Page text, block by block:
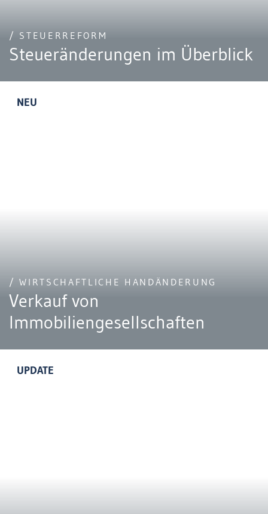
/ STEUERREFORM
Steueränderungen im Überblick
NEU
/ WIRTSCHAFTLICHE HANDÄNDERUNG
Verkauf von
Immobiliengesellschaften
UPDATE